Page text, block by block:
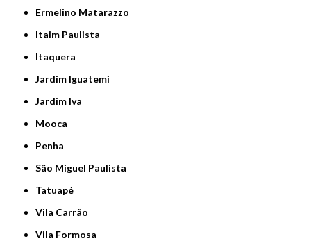
Ermelino Matarazzo
Itaim Paulista
Itaquera
Jardim Iguatemi
Jardim Iva
Mooca
Penha
São Miguel Paulista
Tatuapé
Vila Carrão
Vila Formosa